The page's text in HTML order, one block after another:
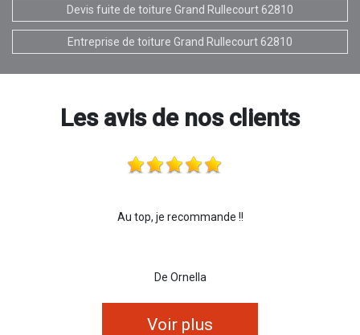
Devis fuite de toiture Grand Rullecourt 62810
Entreprise de toiture Grand Rullecourt 62810
Les avis de nos clients
Au top, je recommande !!
De Ornella
Voir plus